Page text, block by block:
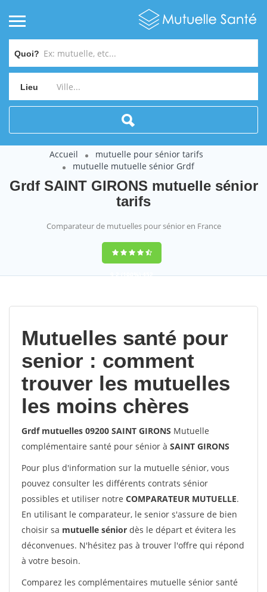
Quoi?
Lieu
Accueil
mutuelle pour sénior tarifs
mutuelle mutuelle sénior Grdf
Grdf SAINT GIRONS mutuelle sénior
tarifs
Comparateur de mutuelles pour sénior en France
9,2(100%)452
Mutuelles santé pour
senior : comment
trouver les mutuelles
les moins chères
Grdf mutuelles 09200 SAINT GIRONS Mutuelle
complémentaire santé pour sénior à SAINT GIRONS
Pour plus d'information sur la mutuelle sénior, vous
pouvez consulter les différents contrats sénior
possibles et utiliser notre COMPARATEUR MUTUELLE.
En utilisant le comparateur, le senior s'assure de bien
choisir sa mutuelle sénior dès le départ et évitera les
déconvenues. N'hésitez pas à trouver l'offre qui répond
à votre besoin.
Comparez les complémentaires mutuelle sénior santé